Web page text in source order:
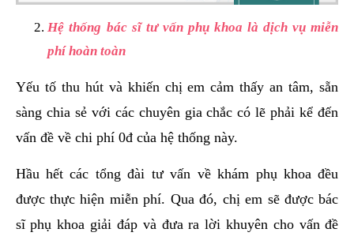
Hệ thống bác sĩ tư vấn phụ khoa là dịch vụ miễn
phí hoàn toàn
Yếu tố thu hút và khiến chị em cảm thấy an tâm, sẵn
sàng chia sẻ với các chuyên gia chắc có lẽ phải kể đến
vấn đề về chi phí 0đ của hệ thống này.
Hầu hết các tổng đài tư vấn về khám phụ khoa đều
được thực hiện miễn phí. Qua đó, chị em sẽ được bác
sĩ phụ khoa giải đáp và đưa ra lời khuyên cho vấn đề